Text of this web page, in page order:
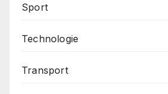
Sport
Technologie
Transport